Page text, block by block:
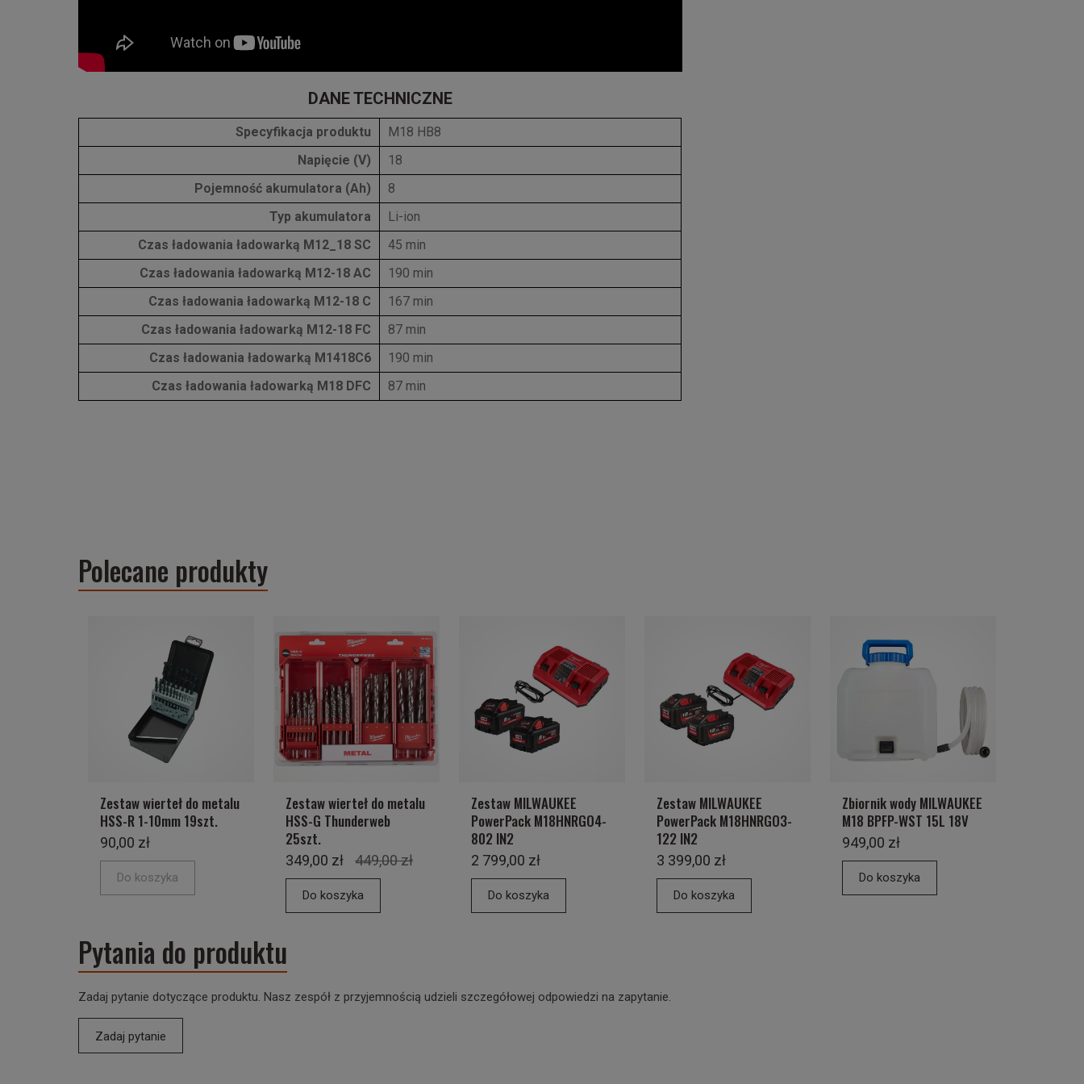
DANE TECHNICZNE
Specyfikacja produktu
M18 HB8
Napięcie (V)
18
Pojemność akumulatora (Ah)
8
Typ akumulatora
Li-ion
Czas ładowania ładowarką M12_18 SC
45 min
Czas ładowania ładowarką M12-18 AC
190 min
Czas ładowania ładowarką M12-18 C
167 min
Czas ładowania ładowarką M12-18 FC
87 min
Czas ładowania ładowarką M1418C6
190 min
Czas ładowania ładowarką M18 DFC
87 min
Polecane produkty
Zestaw wierteł do metalu
HSS-R 1-10mm 19szt.
90,00 zł
Do koszyka
Zestaw wierteł do metalu
HSS-G Thunderweb
25szt.
349,00 zł 449,00 zł
Do koszyka
Zestaw MILWAUKEE
PowerPack M18HNRGO4-
802 IN2
2 799,00 zł
Do koszyka
Zestaw MILWAUKEE
PowerPack M18HNRGO3-
122 IN2
3 399,00 zł
Do koszyka
Zbiornik wody MILWAUKEE
M18 BPFP-WST 15L 18V
949,00 zł
Do koszyka
Pytania do produktu
Zadaj pytanie dotyczące produktu. Nasz zespół z przyjemnością udzieli szczegółowej odpowiedzi na zapytanie.
Zadaj pytanie